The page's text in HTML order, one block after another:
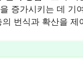
증가시키는 데 기
번식과 확산을 제